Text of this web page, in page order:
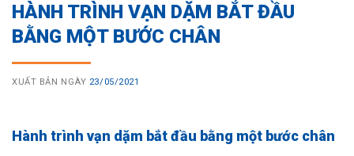
HÀNH TRÌNH VẠN DẶM BẮT ĐẦU
BẰNG MỘT BƯỚC CHÂN
XUẤT BẢN NGÀY 23/05/2021
Hành trình vạn dặm bắt đầu bằng một bước chân